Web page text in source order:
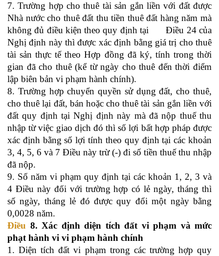
7. Trường hợp cho thuê tài sản gắn liền với đất được
Nhà nước cho thuê đất thu tiền thuê đất hàng năm mà
không đủ điều kiện theo quy định tại Điều 24của
Nghị định này thì được xác định bằng giá trị cho thuê
tài sản thực tế theo Hợp đồng đã ký, tính trong thời
gian đã cho thuê (kể từ ngày cho thuê đến thời điểm
lập biên bản vi phạm hành chính).
8. Trường hợp chuyển quyền sử dụng đất, cho thuê,
cho thuê lại đất, bán hoặc cho thuê tài sản gắn liền với
đất quy định tại Nghị định này mà đã nộp thuế thu
nhập từ việc giao dịch đó thì số lợi bất hợp pháp được
xác định bằng số lợi tính theo quy định tại các khoản
3, 4, 5, 6 và 7 Điều này trừ (-) đi số tiền thuế thu nhập
đã nộp.
9. Số năm vi phạm quy định tại các khoản 1, 2, 3 và
4 Điều này đối với trường hợp có lẻ ngày, tháng thì
số ngày, tháng lẻ đó được quy đổi một ngày bằng
0,0028 năm.
Điều 8. Xác định diện tích đất vi phạm và mức
phạt hành vi vi phạm hành chính
1. Diện tích đất vi phạm trong các trường hợp quy